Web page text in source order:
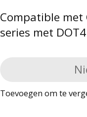
Compatible met
series met
Toevoegen om te